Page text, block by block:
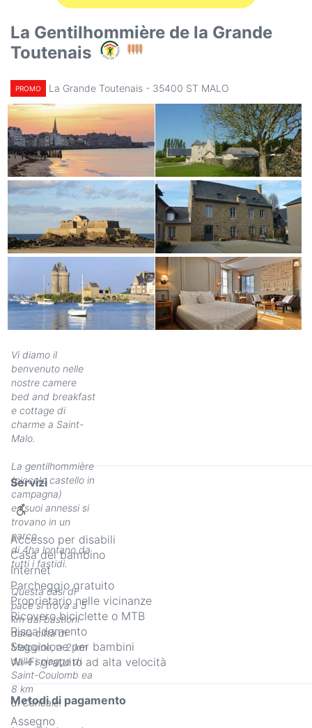
La Gentilhommière de la Grande
Toutenais
PROMO La Grande Toutenais - 35400 ST MALO
Vi diamo il
benvenuto nelle
nostre camere
bed and breakfast
e cottage di
charme a Saint-
Malo.
La gentilhommière
(piccolo castello in
campagna)
e i suoi annessi si
trovano in un
parco
di 4ha lontano da
tutti i fastidi.
Questa oasi di
pace si trova a 5
km dai bastioni
dalla città di
Malouine, a 2 km
dalle spiagge di
Saint-Coulomb ea
8 km
di Cancale.
Servizi
Accesso per disabili
Casa del bambino
Internet
Parcheggio gratuito
Proprietario nelle vicinanze
Ricovero biciclette o MTB
Riscaldamento
Seggiolone per bambini
Wi-Fi gratuito ad alta velocità
Metodi di pagamento
Assegno